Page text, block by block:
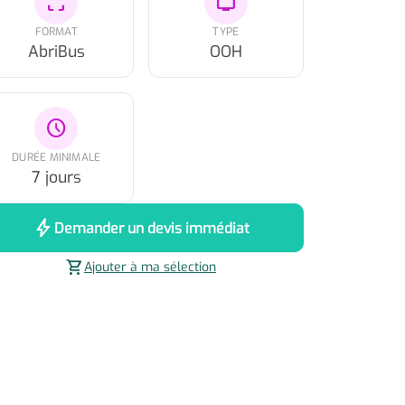
FORMAT
AbriBus
TYPE
OOH
schedule
DURÉE MINIMALE
7 jours
bolt Demander un devis immédiat
shopping_cartAjouter à ma sélection